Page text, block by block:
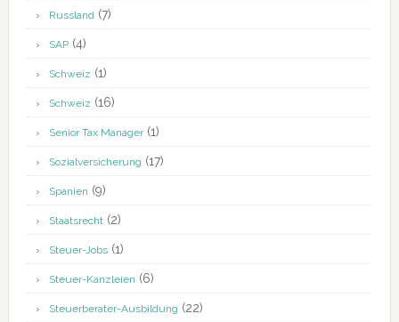
Russland(7)
SAP(4)
Schweiz (1)
Schweiz (16)
Senior Tax Manager(1)
Sozialversicherung (17)
Spanien (9)
Staatsrecht(2)
Steuer-Jobs(1)
Steuer-Kanzleien (6)
Steuerberater-Ausbildung (22)